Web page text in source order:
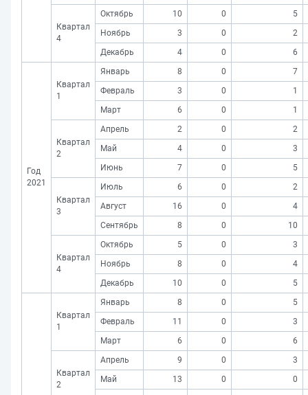
Квартал
4
Октябрь 10 0
5
Ноябрь
3 0
2
Декабрь
4 0 6
Год
2021
Квартал
1
Январь 8 0
7
Февраль
3 0
1
Март
6 0 1
Квартал
2
Апрель 2 0
2
Май
4 0
3
Июнь
7 0 5
Квартал
3
Июль 6 0
2
Август
16 0
4
Сентябрь
8 0 10
Квартал
4
Октябрь 5 0
3
Ноябрь
8 0
4
Декабрь
10 0 5
Квартал
1
Январь 8 0
5
Февраль
11 0
3
Март
6 0 6
Квартал
2
Апрель 9 0
3
Май
13 0
0